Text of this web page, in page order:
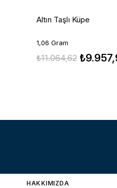
Altın Taşlı Küpe
1,06 Gram
₺11.064,62
HAKKIMIZDA